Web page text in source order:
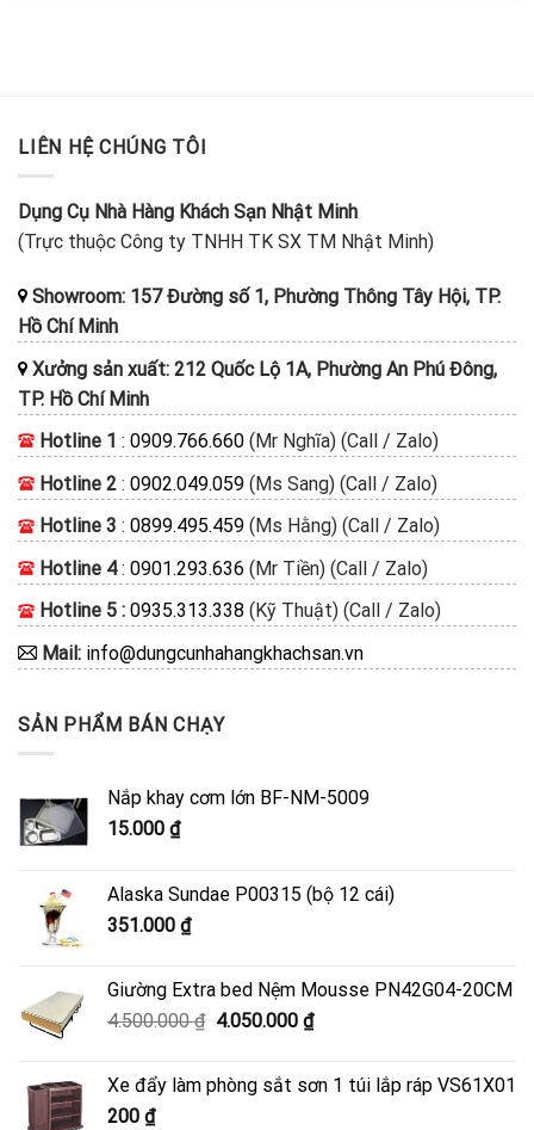
LIÊN HỆ CHÚNG TÔI
Dụng Cụ Nhà Hàng Khách Sạn Nhật Minh
(Trực thuộc Công ty TNHH TK SX TM Nhật Minh)
Showroom: 157 Đường số 1, Phường Thông Tây Hội, TP.
Hồ Chí Minh
Xưởng sản xuất: 212 Quốc Lộ 1A, Phường An Phú Đông,
TP. Hồ Chí Minh
Hotline 1 : 0909.766.660 (Mr Nghĩa) (Call / Zalo)
Hotline 2 : 0902.049.059 (Ms Sang) (Call / Zalo)
Hotline 3 : 0899.495.459 (Ms Hằng) (Call / Zalo)
Hotline 4: 0901.293.636 (Mr Tiền) (Call / Zalo)
Hotline 5 : 0935.313.338 (Kỹ Thuật) (Call / Zalo)
Mail: info@dungcunhahangkhachsan.vn
SẢN PHẨM BÁN CHẠY
Nắp khay cơm lớn BF-NM-5009
15.000 ₫
Alaska Sundae P00315 (bộ 12 cái)
351.000 ₫
Giường Extra bed Nệm Mousse PN42G04-20CM
4.500.000₫ Giá
4.500.000 ₫.
4.050.000 ₫Giá
là:
Xe đẩy làm phòng sắt sơn 1 túi lắp ráp VS61X01
200 ₫